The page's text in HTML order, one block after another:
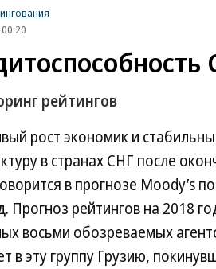
рейтингов
рост экономик и
в странах СНГ после
в прогнозе Moody’s
Прогноз рейтингов на 2018
восьми обозреваемых
в эту группу Грузию,